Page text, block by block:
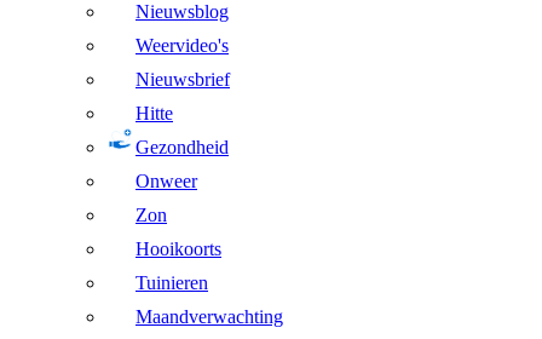
Nieuwsblog
Weervideo's
Nieuwsbrief
Hitte
Gezondheid
Onweer
Zon
Hooikoorts
Tuinieren
Maandverwachting